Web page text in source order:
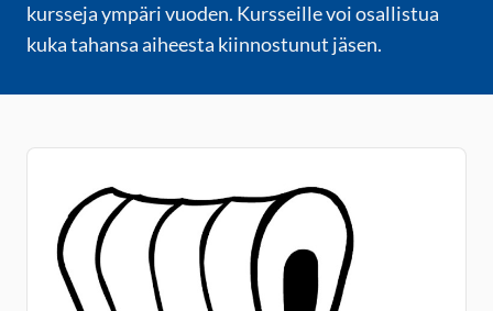
kursseja ympäri vuoden. Kursseille voi osallistua
kuka tahansa aiheesta kiinnostunut jäsen.